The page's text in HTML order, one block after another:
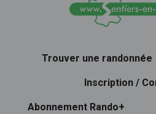
Trouver une randonnée
Inscription /
Abonnement Rando+